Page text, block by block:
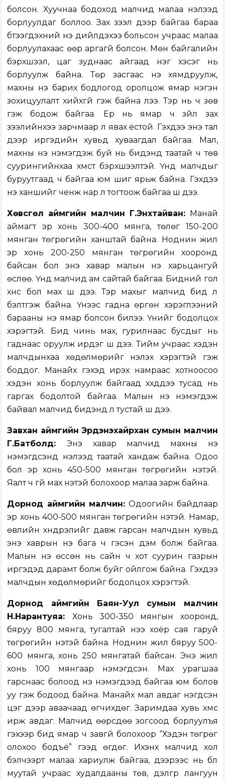
болсон. Хуучнаа бодоход малчид малаа нэлээд
борлуулдаг боллоо. Зах зээл дээр байгаа бараа
бүтээгдэхүүний үнэ дийлдэхээ больсон учраас малаа
борлуулахаас өөр аргагүй болсон. Мөн байгалийн
бэрхшээл, цаг зуднаас айгаад нэг хэсэг нь
борлуулж байна. Төр засгаас үнэ хямдруулж,
махны үнэ барих бодлогод оролцож ямар нэгэн
зохицуулалт хийхгүй гэж байна лээ. Тэр нь ч зөв
гэж бодож байгаа. Ер нь ямар ч зүйл зах
зээлийнхээ зарчмаар л явах ёстой. Гэхдээ энэ тал
дээр иргэдийн хувьд хуваагдал байгаа. Мал,
махны үнэ нэмэгдэж буй нь бидэнд таатай ч төв
суурингийнхаа хүмүүст бэрхшээлтэй. Үүнд малчдыг
буруутгаад ч байгаа юм шиг ярьж байна. Гэхдээ
үнэ ханшийг ченж нар л тогтоож байгаа шүү дээ.
Хөвсгөл аймгийн малчин Г.Энхтайван:
Манай
аймагт эр хонь 300-400 мянга, төлөг 150-200
мянган төгрөгийн ханштай байна. Ноднин жил
эр хонь 200-250 мянган төгрөгийн хооронд
байсан бол энэ хавар малын үнэ харьцангуй
өслөө. Үүнд малчид ам сайтай байгаа. Бидний гол
хүнс бол мах шүү дээ. Тэр махыг малчид бид л
бэлтгэж байна. Үүнээс гадна өргөн хэрэглээний
барааны үнэ ямар болсон билээ. Үүнийг бодолцох
хэрэгтэй. Бид чинь мах, гурилнаас бусдыг нь
гаднаас оруулж ирдэг шүү дээ. Тийм учраас хэдэн
малчдынхаа хөдөлмөрийг үнэлэх хэрэгтэй гэж
боддог. Манайх гэхэд ирэх намраас хотноосоо
хэдэн хонь борлуулж байгаад хүүхдүүдээ тусад нь
гаргах бодолтой байгаа. Малын үнэ нэмэгдэж
байвал малчид бидэнд л тустай шүү дээ.
Завхан аймгийн Эрдэнэхайрхан сумын малчин
Г.Батболд:Энэ хавар малчид махны үнэ
нэмэгдсэнд нэлээд таатай хандаж байна. Одоо
бол эр хонь 450-500 мянган төгрөгийн үнэтэй.
Яалт ч үгүй мах үнэтэй болохоор малаа зарж байна.
Дорнод аймгийн малчин:Одоогийн байдлаар
эр хонь 400-500 мянган төгрөгийн үнэтэй. Намар,
өвлийн хүндрэлийг давж гарсан малчдын хувьд
энэ хаврын үнэ бага ч гэсэн дэм болж байгаа.
Малын үнэ өссөн нь сайн ч хот суурин газрын
иргэдэд дарамт болж буйг ойлгож байна. Гэхдээ
малчдын хөдөлмөрийг бодолцох хэрэгтэй.
Дорнод аймгийн Баян-Уул сумын малчин
Н.Нарантуяа: Хонь 300-350 мянгын хооронд,
бяруу 800 мянга, тугалтай үнээ хоёр сая гаруй
төгрөгийн үнэтэй байна. Ноднин жил бяруу 500-
600 мянга, хонь 250 мянгатай байсан. Энэ жил
хонь 100 мянгаар нэмэгдсэн. Мах урагшаа
гарснаас болоод үнэ нэмэгдээд байгаа юм болов
уу гэж бодоод байна. Манайх мал авдаг нэгдсэн
цэг дээр аваачаад өгчихдөг. Заримдаа хувь хүмүүс
ирж авдаг. Малчид өөрсдөө зогсоод борлуулъя
гэхээр бид ямар ч завгүй болохоор “Хэдэн төгрөг
олохоо бодъё” гээд өгдөг. Ихэнх малчид хол
бэлчээрт малаа хариулж байгаа, дээрээс нь бүл
муутай учраас худалдааны төв, дэлгүүр лангуун